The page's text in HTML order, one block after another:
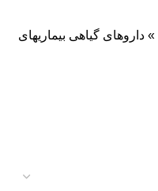
» داروهای گیاهی بیماریهای